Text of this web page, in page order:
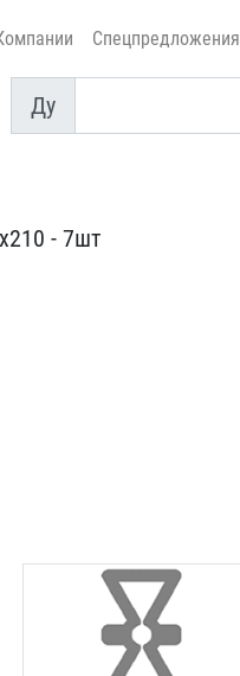
Спецпредложения
Ду
Ду
- 7ш​т